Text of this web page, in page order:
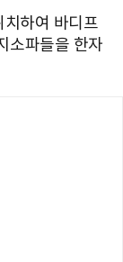
하여 바디프
소파들을 한자